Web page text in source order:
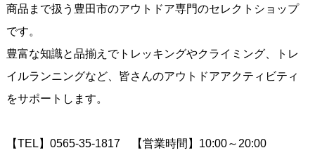
商品まで扱う豊田市のアウトドア専門のセレクトショップ
です。
豊富な知識と品揃えでトレッキングやクライミング、トレ
イルランニングなど、皆さんのアウトドアアクティビティ
をサポートします。
【TEL】0565-35-1817 【営業時間】10:00～20:00